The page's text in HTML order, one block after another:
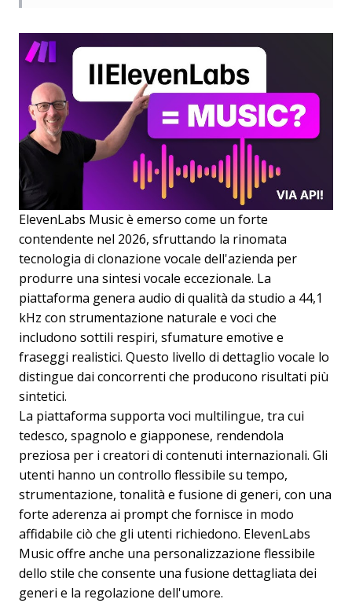
ElevenLabs Music è emerso come un forte
contendente nel 2026, sfruttando la rinomata
tecnologia di clonazione vocale dell'azienda per
produrre una sintesi vocale eccezionale. La
piattaforma genera audio di qualità da studio a 44,1
kHz con strumentazione naturale e voci che
includono sottili respiri, sfumature emotive e
fraseggi realistici. Questo livello di dettaglio vocale lo
distingue dai concorrenti che producono risultati più
sintetici.
La piattaforma supporta voci multilingue, tra cui
tedesco, spagnolo e giapponese, rendendola
preziosa per i creatori di contenuti internazionali. Gli
utenti hanno un controllo flessibile su tempo,
strumentazione, tonalità e fusione di generi, con una
forte aderenza ai prompt che fornisce in modo
affidabile ciò che gli utenti richiedono. ElevenLabs
Music offre anche una personalizzazione flessibile
dello stile che consente una fusione dettagliata dei
generi e la regolazione dell'umore.